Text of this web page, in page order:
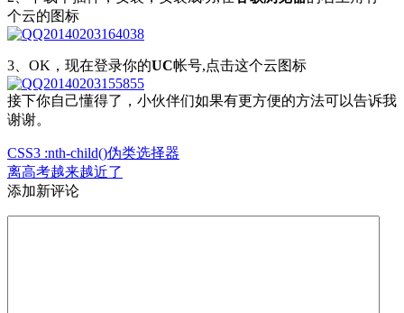
个云的图标
3、OK，现在登录你的UC帐号,点击这个云图标
接下你自己懂得了，小伙伴们如果有更方便的方法可以告诉我
谢谢。
CSS3 :nth-child()伪类选择器
离高考越来越近了
添加新评论